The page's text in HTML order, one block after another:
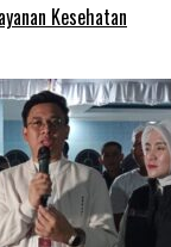
Kesehatan